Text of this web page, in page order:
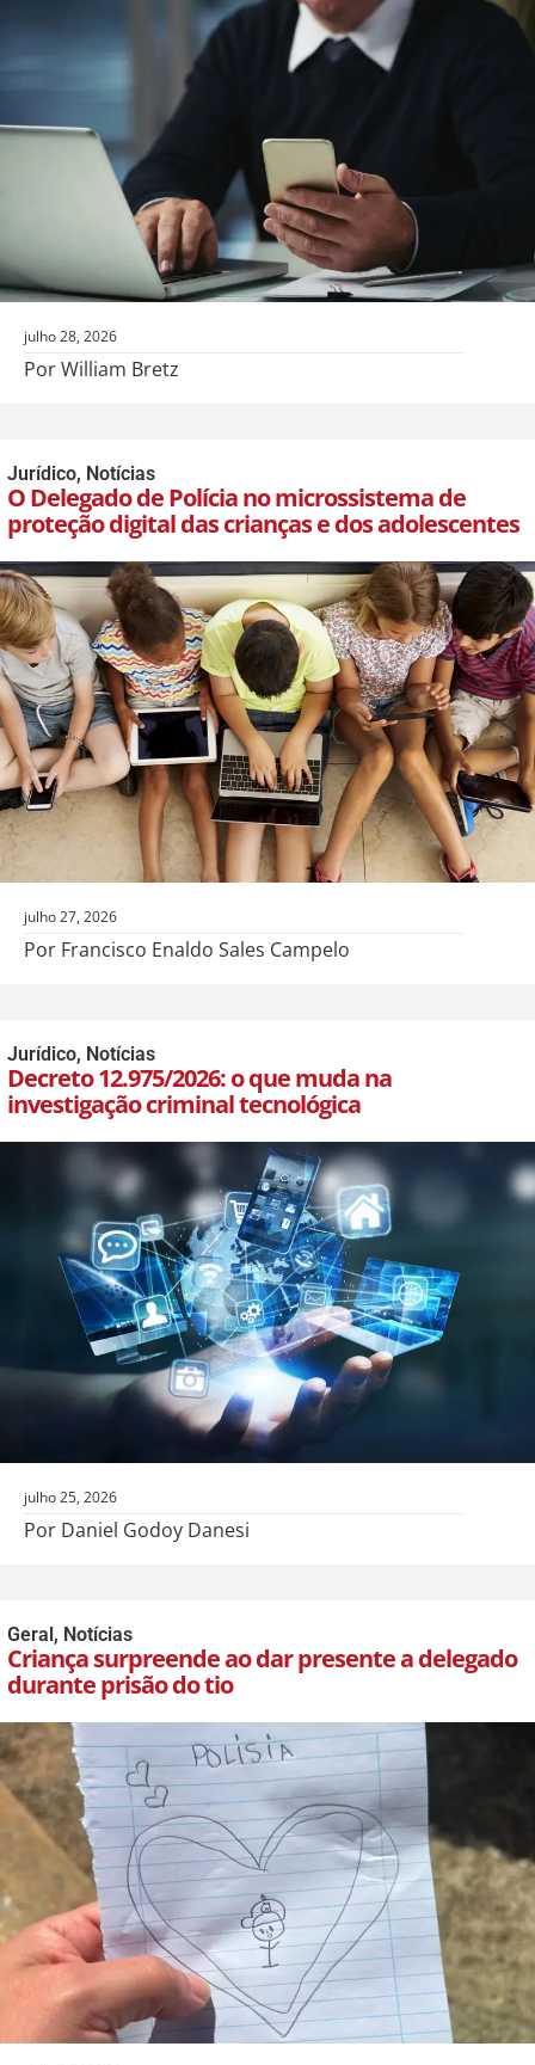
julho 28, 2026
Por William Bretz
Jurídico, Notícias
O Delegado de Polícia no microssistema de
proteção digital das crianças e dos adolescentes
julho 27, 2026
Por Francisco Enaldo Sales Campelo
Jurídico, Notícias
Decreto 12.975/2026: o que muda na
investigação criminal tecnológica
julho 25, 2026
Por Daniel Godoy Danesi
Geral, Notícias
Criança surpreende ao dar presente a delegado
durante prisão do tio